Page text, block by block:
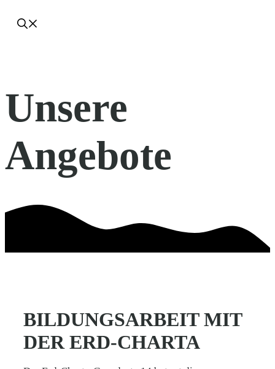
Unsere
Angebote
BILDUNGSARBEIT MIT
DER ERD-CHARTA